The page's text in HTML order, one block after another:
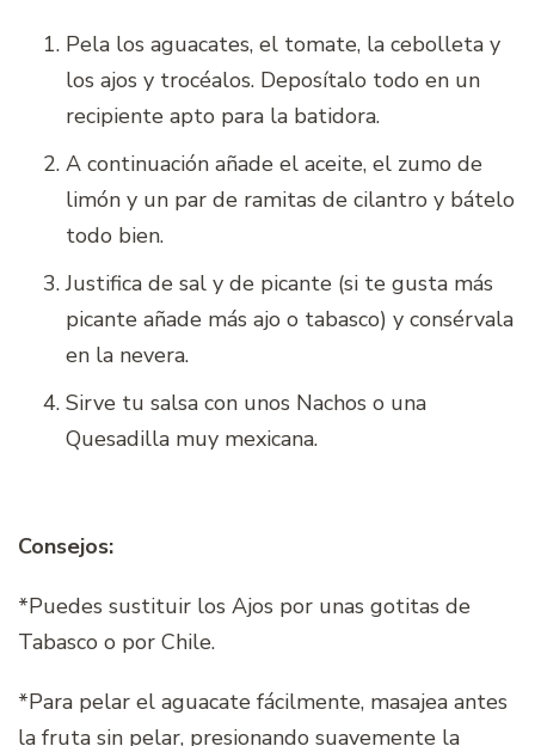
Pela los aguacates, el tomate, la cebolleta y
los ajos y trocéalos. Deposítalo todo en un
recipiente apto para la batidora.
A continuación añade el aceite, el zumo de
limón y un par de ramitas de cilantro y bátelo
todo bien.
Justifica de sal y de picante (si te gusta más
picante añade más ajo o tabasco) y consérvala
en la nevera.
Sirve tu salsa con unos Nachos o una
Quesadilla muy mexicana.
Consejos:
*Puedes sustituir los Ajos por unas gotitas de
Tabasco o por Chile.
*Para pelar el aguacate fácilmente, masajea antes
la fruta sin pelar, presionando suavemente la